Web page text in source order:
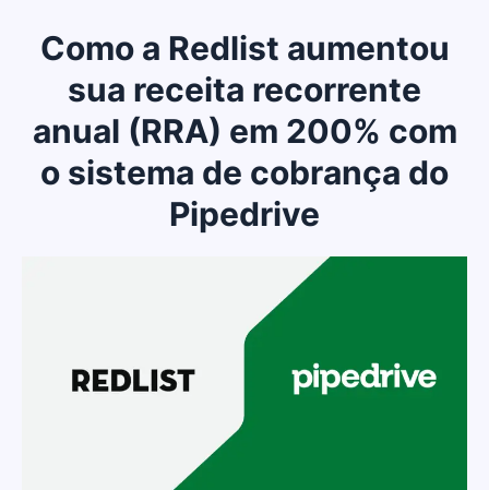
Como a Redlist aumentou
sua receita recorrente
anual (RRA) em 200% com
o sistema de cobrança do
Pipedrive